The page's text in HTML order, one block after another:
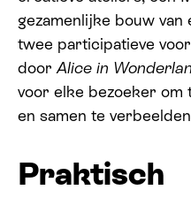
gezamenlijke bouw
twee participatieve
door Alice in
voor elke bezoeker
en samen te
Praktisch